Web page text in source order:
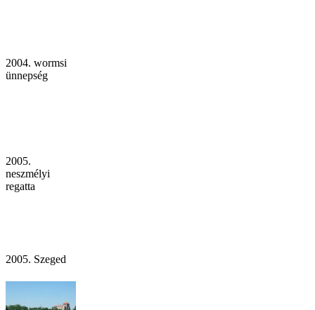
2004. wormsi
ünnepség
2005.
neszmélyi
regatta
2005. Szeged